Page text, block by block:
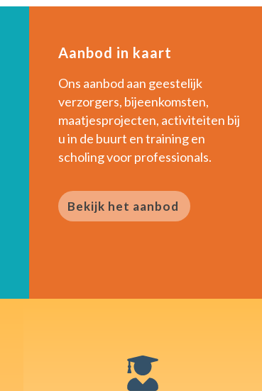
Aanbod in kaart
Ons aanbod aan geestelijk
verzorgers, bijeenkomsten,
maatjesprojecten, activiteiten bij
u in de buurt en training en
scholing voor professionals.
Bekijk het aanbod